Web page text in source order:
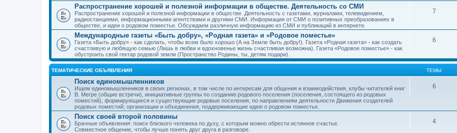
Распространение хорошей и полезной информации в обществе. Деятельность со СМИ
Распространение хорошей и полезной информации в обществе. Деятельность с газетами, журналами, телевидением,
радиостанциями, информационными агентствами и другими СМИ. Информация от СМИ о позитивных преобразованиях в
обществе, и идеи о родовом поместье. Обсуждаем различную информацию из СМИ и публикаций в интернете.
7
Международные газеты «Быть добру», «Родная газета» и «Родовое поместье»
Газета «Быть добру» - как сделать, чтобы всем было хорошо (А на Земле быть добру!). Газета «Родная газета» - как создать
счастливую и любящую семью (Лишь в любви и вдохновенье жизнь счастливая возможна). Газета «Родовое поместье» - как
обустроить свой гектар родовой земли (Пространство Родины, ты, детям подари).
6
ТЕМАТИЧЕСКИЕ ОБЪЯВЛЕНИЯ ТЕМЫ
Поиск единомышленников
Ищем единомышленников в своих регионах, в том числе по интересам для общения и взаимодействия, клубы читателей книг
В. Мегре (общие встречи), инициативные группы по созданию родового поселения (поселения, состоящего из родовых
поместий), формирующиеся и существующие родовые поселения, по направлениям деятельности Движения создателей
родовых поместий; организации и объединения, поддерживающие идею о родовом поместье.
6
Поиск своей второй половины
Брачные объявления: поиск близкого человека по духу, с которым можно обрести истинное счастье.
Совместное общение, чтобы лучше понять друг друга в разговоре.
4